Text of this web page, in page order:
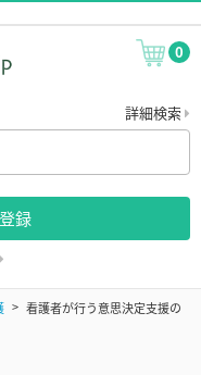
0
詳細検索
録
看護者が行う意思決定支援の